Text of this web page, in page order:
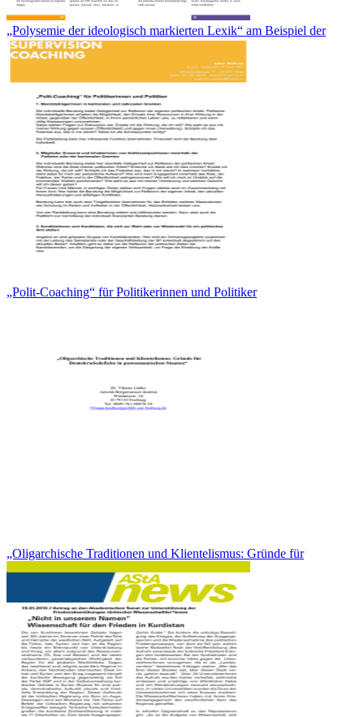
„Polysemie der ideologisch markierten Lexik“ am Beispiel der
„Polit-Coaching“ für Politikerinnen und Politiker
„Oligarchische Traditionen und Klientelismus: Gründe für